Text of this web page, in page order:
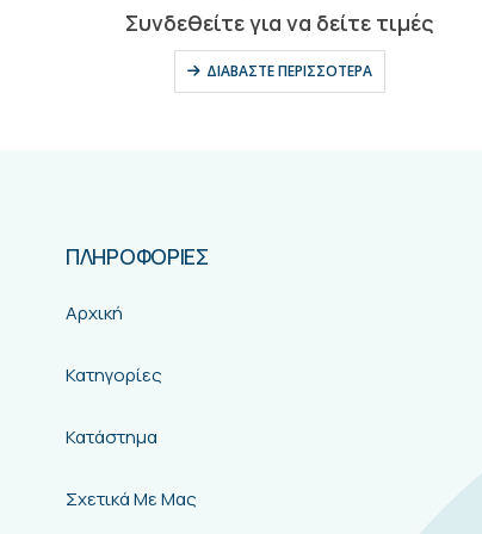
Συνδεθείτε για να δείτε τιμές
ΔΙΑΒΆΣΤΕ ΠΕΡΙΣΣΌΤΕΡΑ
ΠΛΗΡΟΦΟΡΙΕΣ
Αρχική
Κατηγορίες
Κατάστημα
Σχετικά Με Μας